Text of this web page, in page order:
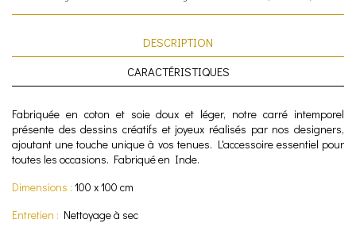
DESCRIPTION
CARACTÉRISTIQUES
Fabriquée en coton et soie doux et léger, notre carré intemporel
présente des dessins créatifs et joyeux réalisés par nos designers,
ajoutant une touche unique à vos tenues. L'accessoire essentiel pour
toutes les occasions. Fabriqué en Inde.
Dimensions : 100 x 100 cm
Entretien : Nettoyage à sec